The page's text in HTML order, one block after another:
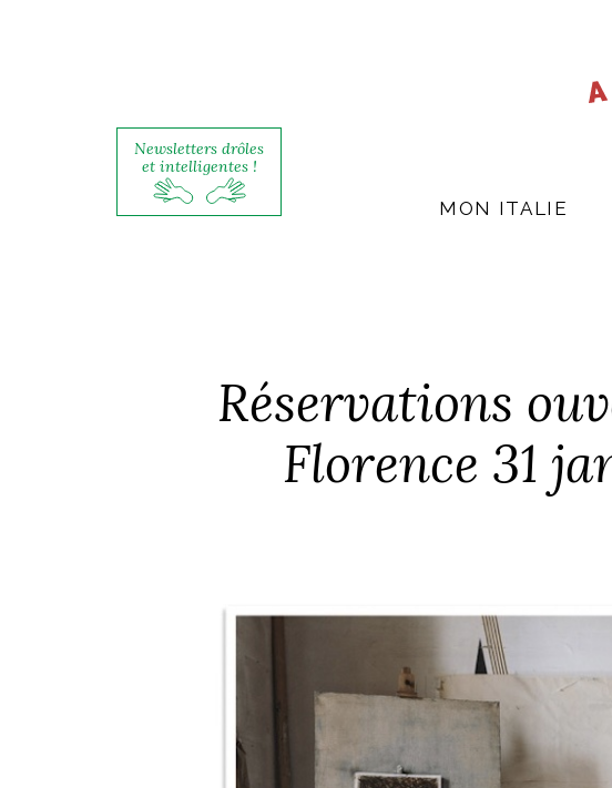
Newsletters drôles
et intelligentes !
MON ITALIE
Réservations
Florence 31